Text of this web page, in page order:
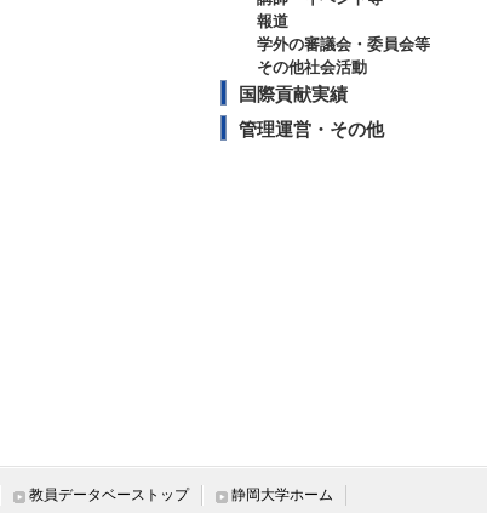
報道
学外の審議会・委員会等
その他社会活動
国際貢献実績
管理運営・その他
教員データベーストップ 静岡大学ホーム